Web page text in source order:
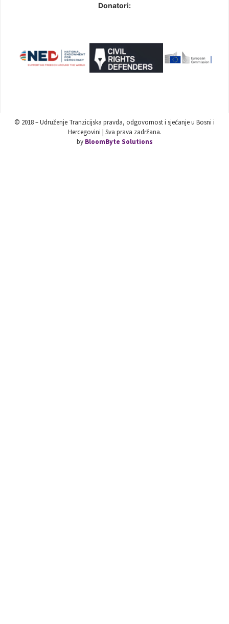
Donatori:
© 2018 – Udruženje Tranzicijska pravda, odgovornost i sjećanje u Bosni i
Hercegovini | Sva prava zadržana.
by BloomByte Solutions